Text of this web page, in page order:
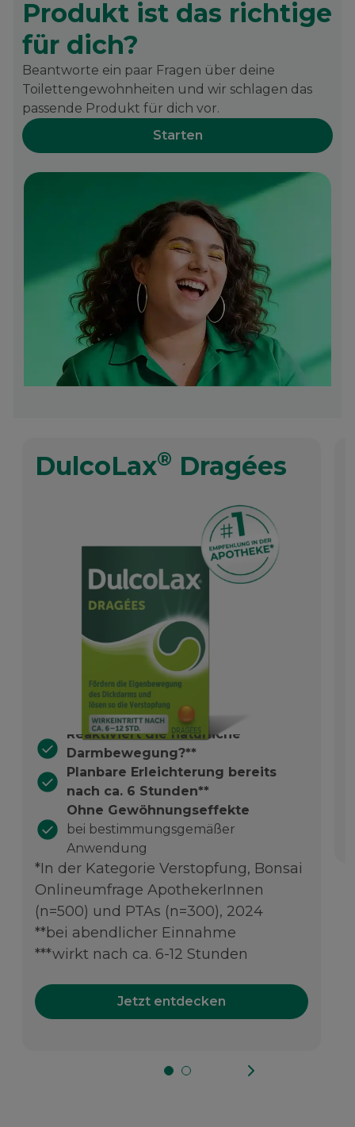
Produkt ist das richtige
für dich?
Beantworte ein paar Fragen über deine
Toilettengewohnheiten und wir schlagen das
passende Produkt für dich vor.
Starten
DulcoLax® Dragées
Reaktiviert die natürliche
Darmbewegung?**
Planbare Erleichterung bereits
nach ca. 6 Stunden**
Ohne Gewöhnungseffekte
bei bestimmungsgemäßer
Anwendung
*In der Kategorie Verstopfung, Bonsai
Onlineumfrage ApothekerInnen
(n=500) und PTAs (n=300), 2024
**bei abendlicher Einnahme
***wirkt nach ca. 6-12 Stunden
Jetzt entdecken